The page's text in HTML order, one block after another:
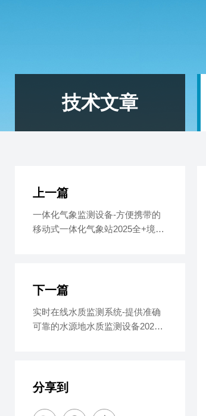
技术文章
上一篇
一体化气象监测设备-方便携带的
移动式一体化气象站2025全+境
下一篇
实时在线水质监测系统-提供准确
可靠的水源地水质监测设备2025
分享到